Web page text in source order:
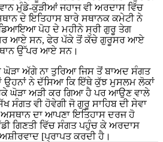
ਮੁੰਡੇ-ਕੁੜੀਆਂ ਜਹਾਜ ਵੀ ਅਰਦਾਸ ਵਿੱਚ
ਦੇ ਇਤਿਹਾਸ ਬਾਰੇ ਸਥਾਨਕ ਕਮੇਟੀ ਨੇ
ਪੋਹ ਦੇ ਮਹੀਨੇ ਸ੍ਰੀ ਗੁਰੂ ਤੇਗ
ਆਏ ਸਨ, ਫੇਰ ਪੱਕੇ ਤੋਂ ਕੱਚੇ ਗੁਰੂਸਰ ਆਏ
ਉੱਪਰ ਆਏ ਸਨ।
ਘੋੜਾ ਅੱਗੇ ਨਾ ਤੁਰਿਆ ਜਿਸ ਤੋਂ ਬਾਅਦ ਸੰਗਤ
ਉਹਨਾਂ ਨੇ ਦੱਸਿਆ ਕਿ ਇੱਥੇ ਕੁੱਝ ਮੁਸਲਮ ਲੋਕਾਂ
ਘੋੜਾ ਅੜੀ ਕਰ ਗਿਆ ਹੈ ਪਰ ਆਉਣ ਵਾਲੇ
ਸੰਗਤ ਵੀ ਹੋਵੇਗੀ ਜੋ ਗੁਰੂ ਸਾਹਿਬ ਦੀ ਸੇਵਾ
ਦਾ ਆਪਣਾ ਇਤਿਹਾਸ ਦਰਜ ਹੋ
ਗਿਣਤੀ ਵਿੱਚ ਸੰਗਤ ਪਹੁੰਚ ਕੇ ਅਰਦਾਸ
[ਪ੍ਰਾਪਤ ਕਰਦੀ ਹੈ।